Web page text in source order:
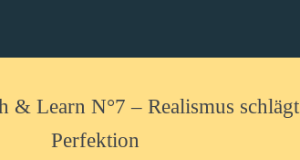
& Learn N°7 – Realismus schlägt
Perfektion